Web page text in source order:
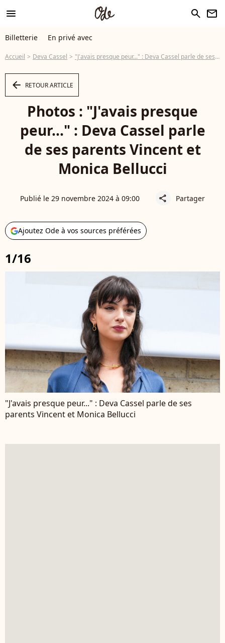
menu search newsletter
Billetterie En privé avec
Accueil Deva Cassel "J'avais presque peur..." : Deva Cassel parle de ses parents Vincent et Monica Bellucci
arrow_left RETOUR ARTICLE
Photos : "J'avais presque
peur..." : Deva Cassel parle
de ses parents Vincent et
Monica Bellucci
Publié le 29 novembre 2024 à 09:00 share Partager
Ajoutez Ode à vos sources préférées
1/16
"J'avais presque peur..." : Deva Cassel parle de ses
parents Vincent et Monica Bellucci